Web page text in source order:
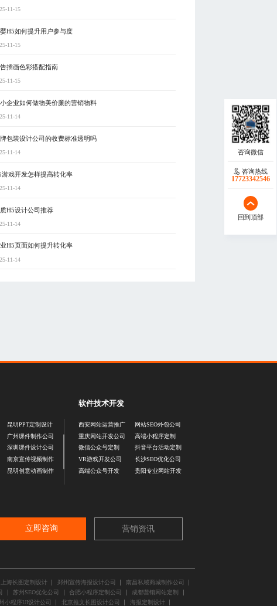
11-15
H5如何提升用户参与度
11-15
插画色彩搭配指南
11-15
企业如何做物美价廉的营销物料
11-14
包装设计公司的收费标准透明吗
11-14
游戏开发怎样提高转化率
11-14
H5设计公司推荐
11-14
H5页面如何提升转化率
11-14
咨询热线
17723342546
回到顶部
昆明PPT定制设计
广州课件制作公司
深圳课件设计公司
南京宣传视频制作
昆明创意动画制作
软件技术开发
西安网站运营推广
重庆网站开发公司
微信公众号定制
VR游戏开发公司
高端公众号开发
网站SEO外包公司
高端小程序定制
抖音平台活动定制
长沙SEO优化公司
贵阳专业网站开发
立即咨询 营销资讯
上海长图定制设计 郑州宣传海报设计公司
南昌私域商城制作公司
苏州SEO优化公司 合肥小程序定制公司
成都营销网站定制
小程序UI设计公司 北京推文长图设计公司 海报定制设计